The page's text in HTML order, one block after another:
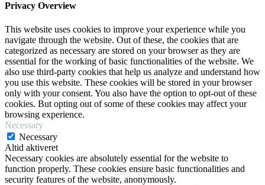
Privacy Overview
This website uses cookies to improve your experience while you
navigate through the website. Out of these, the cookies that are
categorized as necessary are stored on your browser as they are
essential for the working of basic functionalities of the website. We
also use third-party cookies that help us analyze and understand how
you use this website. These cookies will be stored in your browser
only with your consent. You also have the option to opt-out of these
cookies. But opting out of some of these cookies may affect your
browsing experience.
Necessary
Necessary
Altid aktiveret
Necessary cookies are absolutely essential for the website to
function properly. These cookies ensure basic functionalities and
security features of the website, anonymously.